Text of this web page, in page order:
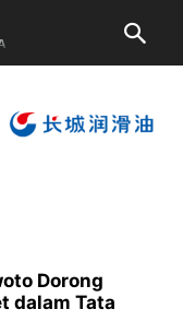
Dorong
dalam Tata